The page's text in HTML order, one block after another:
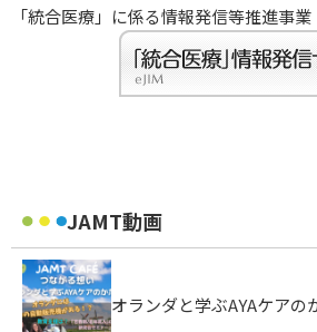
「統合医療」に係る情報発信等推進事業
JAMT動画
オランダと学ぶAYAケアの